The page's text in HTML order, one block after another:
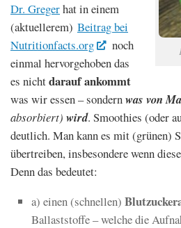
Dr. Gregerhat in einem
(aktuellerem) Beitrag bei
Nutritionfacts.org
noch
einmal hervorgehoben das
es nichtdarauf ankommt
was wir essen – sondernwas von
absorbiert) wird. Smoothies (oder
deutlich. Man kann es mit (grünen)
übertreiben, insbesondere wenn diese
Denn das bedeutet:
a) einen (schnellen)
Ballaststoffe – welche die